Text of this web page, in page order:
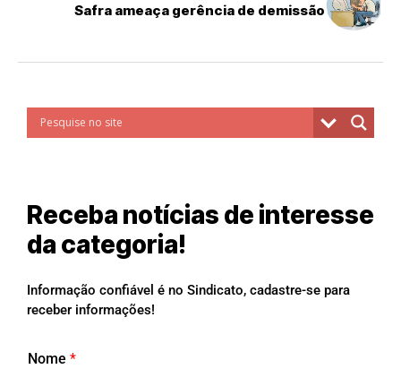
Safra ameaça gerência de demissão
Receba notícias de interesse
da categoria!
Informação confiável é no Sindicato, cadastre-se para
receber informações!
Nome *